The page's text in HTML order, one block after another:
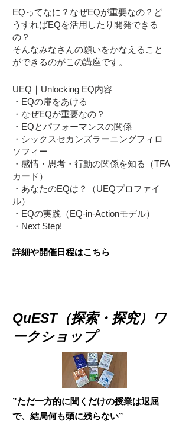
EQってなに？なぜEQが重要なの？ど
うすればEQを活用したり開発できる
の？
そんなみなさんの願いをかなえること
ができるのがこの講座です。
UEQ｜Unlocking EQ内容
・EQの扉をあける
・なぜEQが重要なの？
・EQとパフォーマンスの関係
・シックスセカンズラーニングフィロ
ソフィー
・感情・思考・行動の関係を知る（TFA
カード）
・あなたのEQは？（UEQプロファイ
ル）
・EQの実践（EQ-in-Actionモデル）
・Next Step!
詳細や開催日程はこちら
QuEST（探索・探究）ワ
ークショップ
”ただ一方的に聞くだけの授業は退屈
で、結局何も頭に残らない”